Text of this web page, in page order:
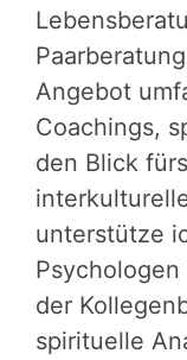
Angebot
Coachings,
den Blick
unterstütze
der
spirituelle